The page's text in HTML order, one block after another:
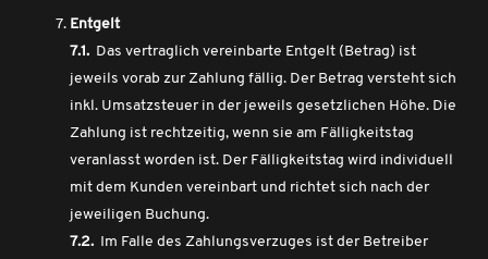
Entgelt
7.1. Das vertraglich vereinbarte Entgelt (Betrag) ist
jeweils vorab zur Zahlung fällig. Der Betrag versteht sich
inkl. Umsatzsteuer in der jeweils gesetzlichen Höhe. Die
Zahlung ist rechtzeitig, wenn sie am Fälligkeitstag
veranlasst worden ist. Der Fälligkeitstag wird individuell
mit dem Kunden vereinbart und richtet sich nach der
jeweiligen Buchung.
7.2.
Im Falle des Zahlungsverzuges ist der Betreiber